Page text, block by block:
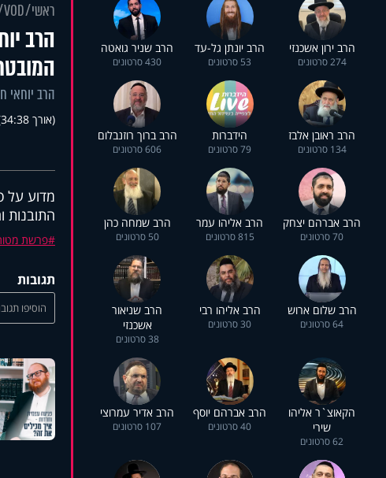
הרב ירון אשכנזי
274 סרטונים
הרב יונתן גל-עד
53 סרטונים
הרב שניר גואטה
430 סרטונים
הרב ראובן אלבז
134 סרטונים
הידברות
79 סרטונים
הרב ברוך רוזנבלום
606 סרטונים
הרב אברהם יצחק
70 סרטונים
הרב אליהו עמר
815 סרטונים
הרב שמחה כהן
50 סרטונים
הרב שלום ארוש
64 סרטונים
הרב אליהו רבי
30 סרטונים
הרב שניאור
אשכנזי
38 סרטונים
הקאוצ`ר אליהו
שירי
62 סרטונים
הרב אברהם יוסף
40 סרטונים
הרב אדיר עמרוצי
107 סרטונים
ראשי VOD
הרב
הרב יוחאי
(אורך 34:38)
מדוע על
התובנות
פרשת
תגובות
הוסיפו